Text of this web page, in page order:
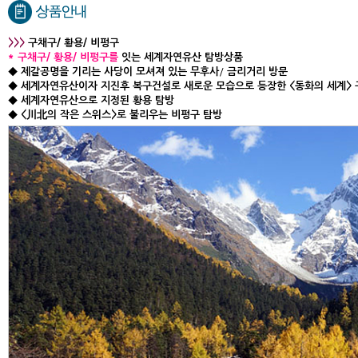
>>> 구채구/ 황용/ 비펑구
* 구채구/ 황용/ 비펑구를 잇는 세계자연유산 탐방상품
◆ 제갈공명을 기리는 사당이 모셔져 있는 무후사/ 금리거리 방문
◆ 세계자연유산이자 지진후 복구건설로 새로운 모습으로 등장한 <동화의 세계>
◆ 세계자연유산으로 지정된 황용 탐방
◆ <川北의 작은 스위스>로 불리우는 비펑구 탐방